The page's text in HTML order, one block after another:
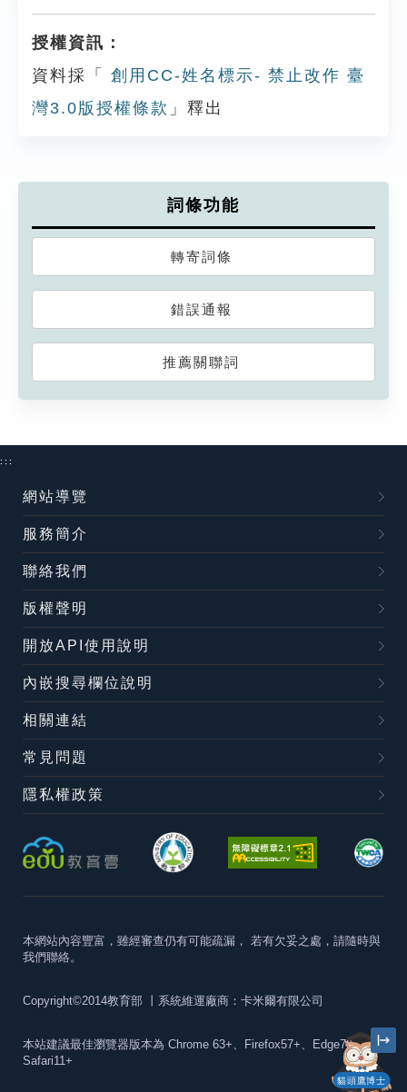
授權資訊：
資料採「
創用CC-姓名標示- 禁止改作 臺
灣3.0版授權條款 」釋出
詞條功能
轉寄詞條
錯誤通報
推薦關聯詞
貓頭鷹博士
:::
網站導覽
服務簡介
聯絡我們
版權聲明
開放API使用說明
內嵌搜尋欄位說明
相關連結
常見問題
隱私權政策
本網站內容豐富，雖經審查仍有可能疏漏， 若有欠妥之處，請隨時與
我們聯絡。
Copyright©2014教育部 丨系統維運廠商：卡米爾有限公司
本站建議最佳瀏覽器版本為 Chrome 63+、Firefox57+、Edge79+及
Safari11+